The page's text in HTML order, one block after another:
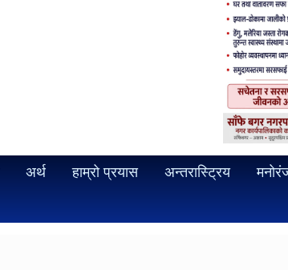
अर्थ हाम्रो प्रयास अन्तरास्ट्रिय